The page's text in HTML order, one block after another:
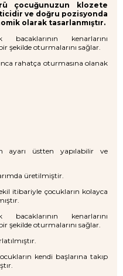
çocuğunuzun klozete
ve doğru pozisyonda
olarak tasarlanmıştır.
kenarlarını
şekilde oturmalarını sağlar.
rahatça oturmasına olanak
ayarı üstten yapılabilir ve
üretilmiştir.
itibariyle çocukların kolayca
kenarlarını
şekilde oturmalarını sağlar.
kendi başlarına takıp